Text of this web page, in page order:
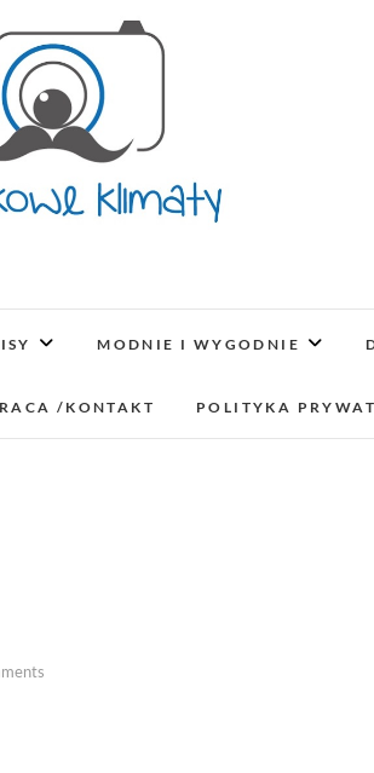
klimaty-
ZABAWA POŁĄCZONA Z NAUKĄ,
MODNIE I WYGODNIE
/KONTAKT POLITYKA